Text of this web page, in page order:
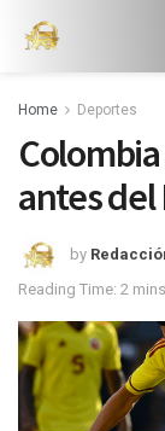
Home Deportes
antes
by
Reading Time: 2